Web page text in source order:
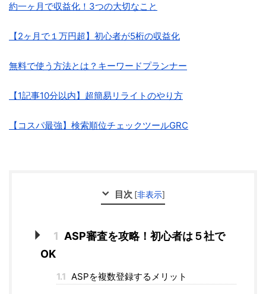
約一ヶ月で収益化！3つの大切なこと
【2ヶ月で１万円超】初心者が5桁の収益化
無料で使う方法とは？キーワードプランナー
【1記事10分以内】超簡易リライトのやり方
【コスパ最強】検索順位チェックツールGRC
目次 [非表示]
1 ASP審査を攻略！初心者は５社で
OK
1.1 ASPを複数登録するメリット